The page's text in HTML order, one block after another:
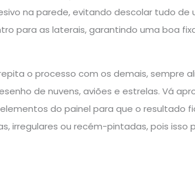
na parede, evitando descolar tudo de
para as laterais, garantindo uma boa
o processo com os demais, sempre
de nuvens, aviões e estrelas. Vá
do painel para que o resultado
irregulares ou recém-pintadas, pois